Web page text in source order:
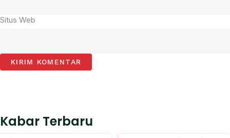
Situs Web
Kabar Terbaru